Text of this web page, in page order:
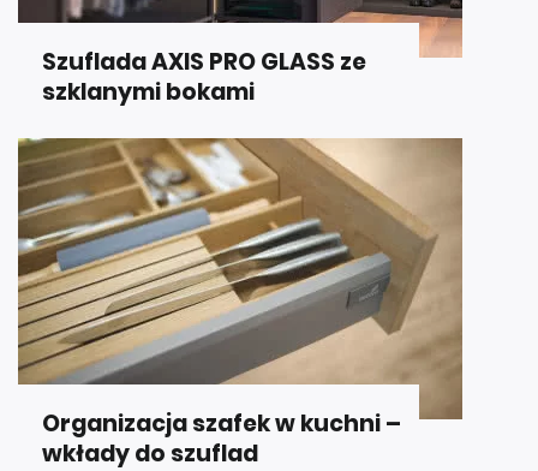
Szuflada AXIS PRO GLASS ze
szklanymi bokami
Organizacja szafek w kuchni –
wkłady do szuflad